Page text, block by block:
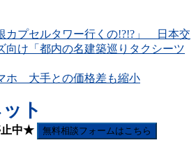
カプセルタワー行くの!?!?」 日本交
向け「都内の名建築巡りタクシーツ
ホ 大手との価格差も縮小
ト
止中★ 無料相談フォームはこちら